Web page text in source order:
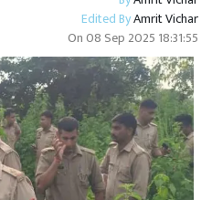
Edited ByAmrit Vichar
On08 Sep 2025 18:31:55